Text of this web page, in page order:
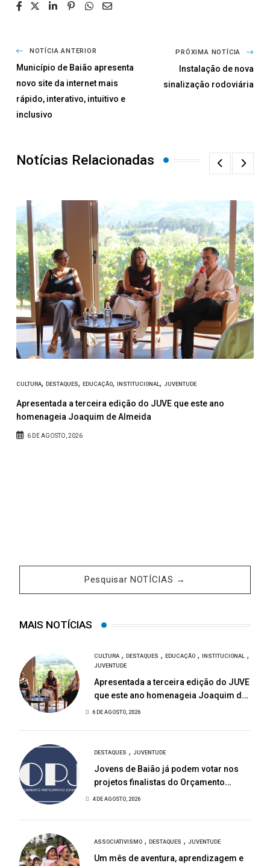
NOTÍCIA ANTERIOR
Município de Baião apresenta
novo site da internet mais
rápido, interativo, intuitivo e
inclusivo
PRÓXIMA NOTÍCIA
Instalação de nova
sinalização rodoviária
Notícias Relacionadas
CULTURA, DESTAQUES, EDUCAÇÃO, INSTITUCIONAL , JUVENTUDE
Apresentada a terceira edição do JUVE que este ano
homenageia Joaquim de Almeida
6 DE AGOSTO, 2026
Pesquisar NOTÍCIAS →
MAIS NOTÍCIAS
CULTURA , DESTAQUES , EDUCAÇÃO , INSTITUCIONAL ,
JUVENTUDE
Apresentada a terceira edição do JUVE
que este ano homenageia Joaquim de
Almeida
6 DE AGOSTO, 2026
DESTAQUES , JUVENTUDE
Jovens de Baião já podem votar nos
projetos finalistas do Orçamento
Participativo Jovem 2026
4 DE AGOSTO, 2026
ASSOCIATIVISMO , DESTAQUES , JUVENTUDE
Um mês de aventura, aprendizagem e